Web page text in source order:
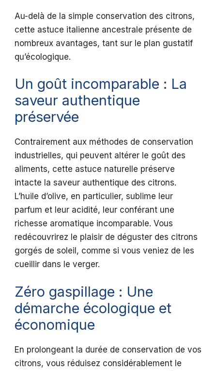
Au-delà de la simple conservation des citrons,
cette astuce italienne ancestrale présente de
nombreux avantages, tant sur le plan gustatif
qu’écologique.
Un goût incomparable : La
saveur authentique
préservée
Contrairement aux méthodes de conservation
industrielles, qui peuvent altérer le goût des
aliments, cette astuce naturelle préserve
intacte la saveur authentique des citrons.
L’huile d’olive, en particulier, sublime leur
parfum et leur acidité, leur conférant une
richesse aromatique incomparable. Vous
redécouvrirez le plaisir de déguster des citrons
gorgés de soleil, comme si vous veniez de les
cueillir dans le verger.
Zéro gaspillage : Une
démarche écologique et
économique
En prolongeant la durée de conservation de vos
citrons, vous réduisez considérablement le